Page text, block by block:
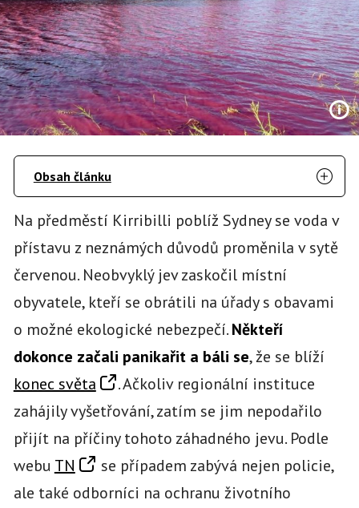
Obsah článku
Na předměstí Kirribilli poblíž Sydney se voda v
přístavu z neznámých důvodů proměnila v sytě
červenou. Neobvyklý jev zaskočil místní
obyvatele, kteří se obrátili na úřady s obavami
o možné ekologické nebezpečí.Někteří
dokonce začali panikařit a báli se, že se blíží
konec světa
. Ačkoliv regionální instituce
zahájily vyšetřování, zatím se jim nepodařilo
přijít na příčiny tohoto záhadného jevu. Podle
webu TN
se případem zabývá nejen policie,
ale také odborníci na ochranu životního